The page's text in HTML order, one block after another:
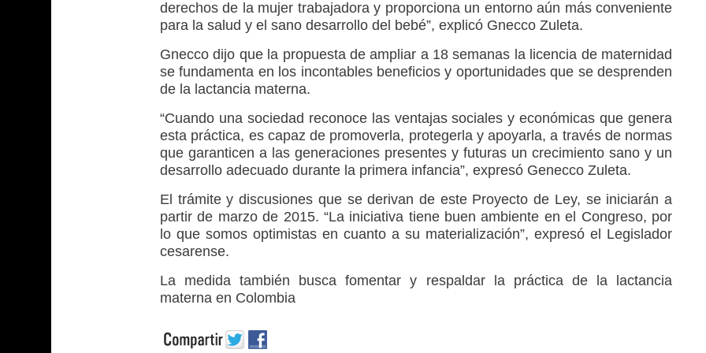
derechos de la mujer trabajadora y proporciona un entorno aún más conveniente
para la salud y el sano desarrollo del bebé”, explicó Gnecco Zuleta.
Gnecco dijo que la propuesta de ampliar a 18 semanas la licencia de maternidad
se fundamenta en los incontables beneficios y oportunidades que se desprenden
de la lactancia materna.
“Cuando una sociedad reconoce las ventajas sociales y económicas que genera
esta práctica, es capaz de promoverla, protegerla y apoyarla, a través de normas
que garanticen a las generaciones presentes y futuras un crecimiento sano y un
desarrollo adecuado durante la primera infancia”, expresó Genecco Zuleta.
El trámite y discusiones que se derivan de este Proyecto de Ley, se iniciarán a
partir de marzo de 2015. “La iniciativa tiene buen ambiente en el Congreso, por
lo que somos optimistas en cuanto a su materialización”, expresó el Legislador
cesarense.
La medida también busca fomentar y respaldar la práctica de la lactancia
materna en Colombia